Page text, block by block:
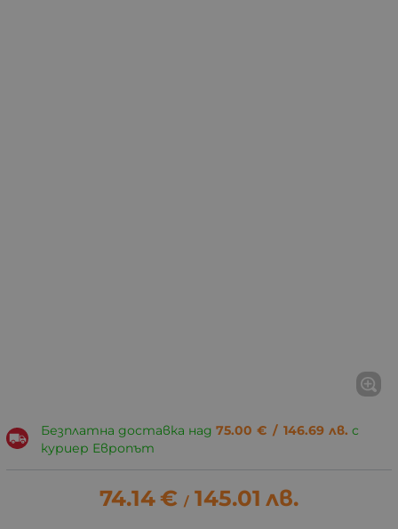
Безплатна доставка над 75.00 € / 146.69 лв. с
куриер Европът
74.14€ / 145.01 лв.